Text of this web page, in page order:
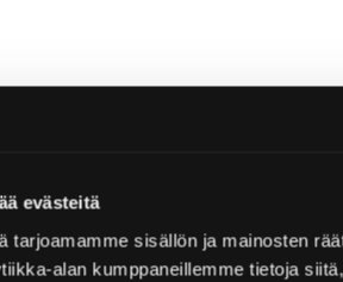
evästeitä
tarjoamamme sisällön ja mainosten
alan kumppaneillemme tietoja